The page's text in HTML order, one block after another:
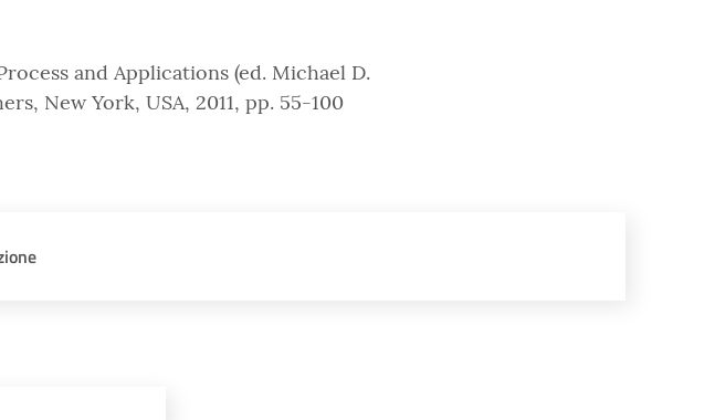
and Applications (ed. Michael D.
New York, USA, 2011, pp. 55-100